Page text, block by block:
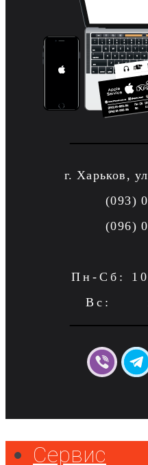
г. Харьков,
(093)
(096)
Пн-Сб:
Вс:
Сервис